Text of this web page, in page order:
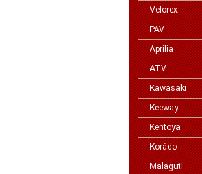
Velorex
PAV
Aprilia
ATV
Kawasaki
Keeway
Kentoya
Korádo
Malaguti